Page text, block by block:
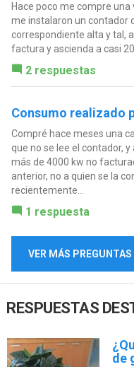
Hace poco me compre
me instalaron un contador
correspondiente alta y tal,
factura y ascienda a casi
2 respuestas
Consumo realizado
Compré hace meses una
que no se lee el contador,
más de 4000 kw no
anterior, no a quien se la
recientemente...
1 respuesta
VER MÁS
RESPUESTAS
de